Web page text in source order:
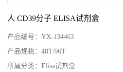
人 CD39分子 ELISA试剂盒
产品编号： YX-134463
产品规格： 48T/96T
所属分类： Elisa试剂盒